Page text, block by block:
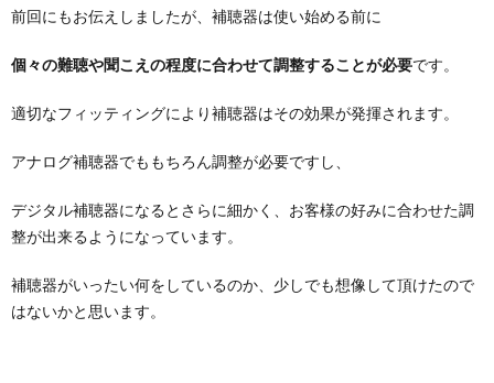
前回にもお伝えしましたが、補聴器は使い始める前に
個々の難聴や聞こえの程度に合わせて調整することが必要です。
適切なフィッティングにより補聴器はその効果が発揮されます。
アナログ補聴器でももちろん調整が必要ですし、
デジタル補聴器になるとさらに細かく、お客様の好みに合わせた調
整が出来るようになっています。
補聴器がいったい何をしているのか、少しでも想像して頂けたので
はないかと思います。